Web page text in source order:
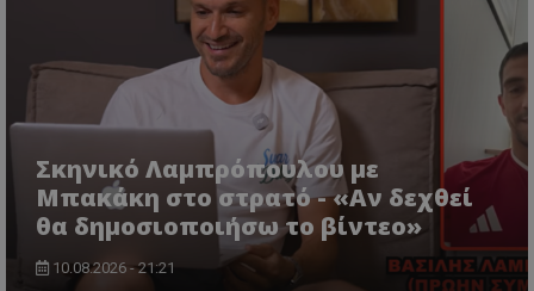
Σκηνικό Λαμπρόπουλου με
Μπακάκη στο στρατό - «Αν δεχθεί
θα δημοσιοποιήσω το βίντεο»
10.08.2026 - 21:21